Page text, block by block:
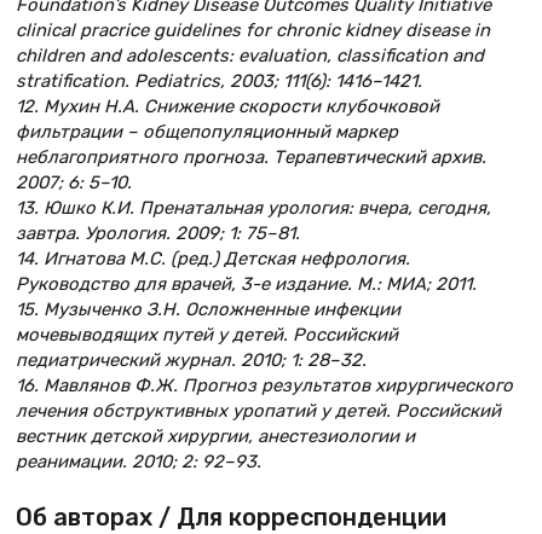
Foundation’s Kidney Disease Outcomes Quality Initiative
clinical pracrice guidelines for chronic kidney disease in
children and adolescents: evaluation, classification and
stratification. Pediatrics, 2003; 111(6): 1416–1421.
12. Мухин Н.А. Снижение скорости клубочковой
фильтрации – общепопуляционный маркер
неблагоприятного прогноза. Терапевтический архив.
2007; 6: 5–10.
13. Юшко К.И. Пренатальная урология: вчера, сегодня,
завтра. Урология. 2009; 1: 75–81.
14. Игнатова М.С. (ред.) Детская нефрология.
Руководство для врачей, 3-е издание. М.: МИА; 2011.
15. Музыченко З.Н. Осложненные инфекции
мочевыводящих путей у детей. Российский
педиатрический журнал. 2010; 1: 28–32.
16. Мавлянов Ф.Ж. Прогноз результатов хирургического
лечения обструктивных уропатий у детей. Российский
вестник детской хирургии, анестезиологии и
реанимации. 2010; 2: 92–93.
Об авторах / Для корреспонденции